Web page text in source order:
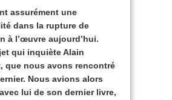
assurément une
dans la rupture de
à l’œuvre aujourd’hui.
qui inquiète Alain
que nous avons rencontré
Nous avions alors
avec lui de son dernier livre,